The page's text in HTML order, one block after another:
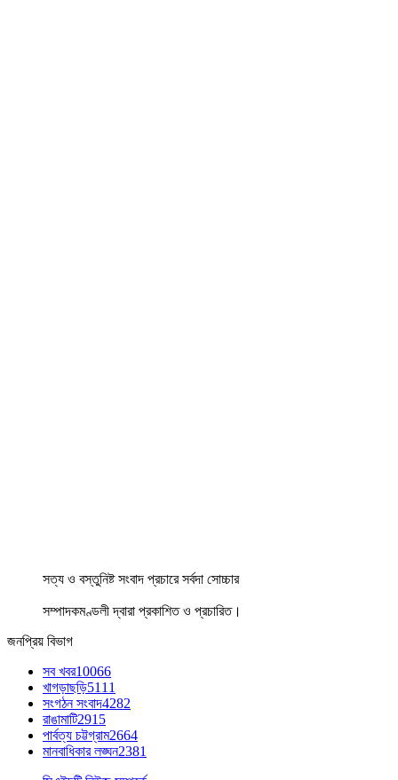
সত্য ও বস্তুনিষ্ট সংবাদ প্রচারে সর্বদা সোচ্চার
সম্পাদকমণ্ডলী দ্বারা প্রকাশিত ও প্রচারিত।
জনপ্রিয় বিভাগ
সব খবর10066
খাগড়াছড়ি5111
সংগঠন সংবাদ4282
রাঙামাটি2915
পার্বত্য চট্টগ্রাম2664
মানবাধিকার লঙ্ঘন2381